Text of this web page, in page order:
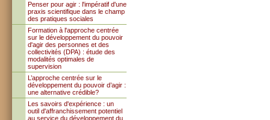
Penser pour agir : l'impératif d'une
praxis scientifique dans le champ
des pratiques sociales
Formation à l'approche centrée
sur le développement du pouvoir
d'agir des personnes et des
collectivités (DPA) : étude des
modalités optimales de
supervision
L’approche centrée sur le
développement du pouvoir d’agir :
une alternative crédible?
Les savoirs d'expérience : un
outil d'affranchissement potentiel
au service du développement du